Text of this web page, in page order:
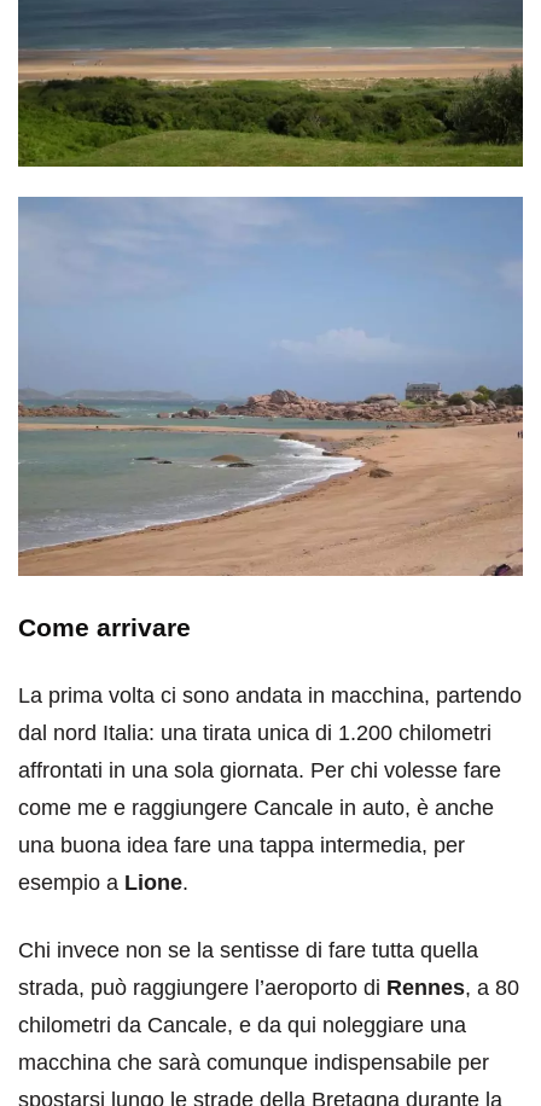
Come arrivare
La prima volta ci sono andata in macchina, partendo
dal nord Italia: una tirata unica di 1.200 chilometri
affrontati in una sola giornata. Per chi volesse fare
come me e raggiungere Cancale in auto, è anche
una buona idea fare una tappa intermedia, per
esempio a Lione.
Chi invece non se la sentisse di fare tutta quella
strada, può raggiungere l’aeroporto di Rennes, a 80
chilometri da Cancale, e da qui noleggiare una
macchina che sarà comunque indispensabile per
spostarsi lungo le strade della Bretagna durante la